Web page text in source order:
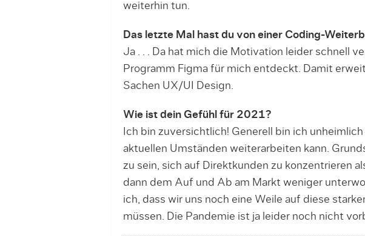
weiterhin tun.
Das letzte Mal hast du von einer Coding-
Ja . . . Da hat mich die Motivation leider schnell
Programm Figma für mich entdeckt. Damit
Sachen UX/UI Design.
Wie ist dein Gefühl für 2021?
Ich bin zuversichtlich! Generell bin ich
aktuellen Umständen wei­terarbeiten kann.
zu sein, sich auf Direktkunden zu konzentrieren
dann dem Auf und Ab am Markt weniger
ich, dass wir uns noch eine Weile auf diese
müssen. Die Pandemie ist ja leider noch nicht